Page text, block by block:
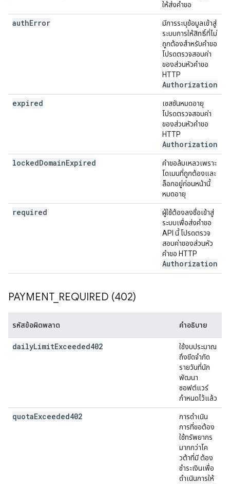
ให้ส่งคำขอ
authError
มีการระบุข้อมูลเข้าสู่
ระบบการให้สิทธิ์ที่ไม่
ถูกต้องสำหรับคำขอ
โปรดตรวจสอบค่า
ของส่วนหัวคำขอ
HTTP
Authorization
expired
เซสชันหมดอายุ
โปรดตรวจสอบค่า
ของส่วนหัวคำขอ
HTTP
Authorization
lockedDomainExpired
คำขอล้มเหลวเพราะ
โดเมนที่ถูกต้องและ
ล็อกอยู่ก่อนหน้านี้
หมดอายุ
required
ผู้ใช้ต้องลงชื่อเข้าสู่
ระบบเพื่อส่งคำขอ
API นี้ โปรดตรวจ
สอบค่าของส่วนหัว
คำขอ HTTP
Authorization
PAYMENT_ REQUIRED (402)
รหัสข้อผิดพลาด คำอธิบาย
dailyLimitExceeded402
ใช้งบประมาณ
ถึงขีดจำกัด
รายวันที่นัก
พัฒนา
ซอฟต์แวร์
กำหนดไว้แล้ว
quotaExceeded402
การดำเนิน
การที่ขอต้อง
ใช้ทรัพยากร
มากกว่าโค
วต้าที่มี ต้อง
ชำระเงินเพื่อ
ดำเนินการให้